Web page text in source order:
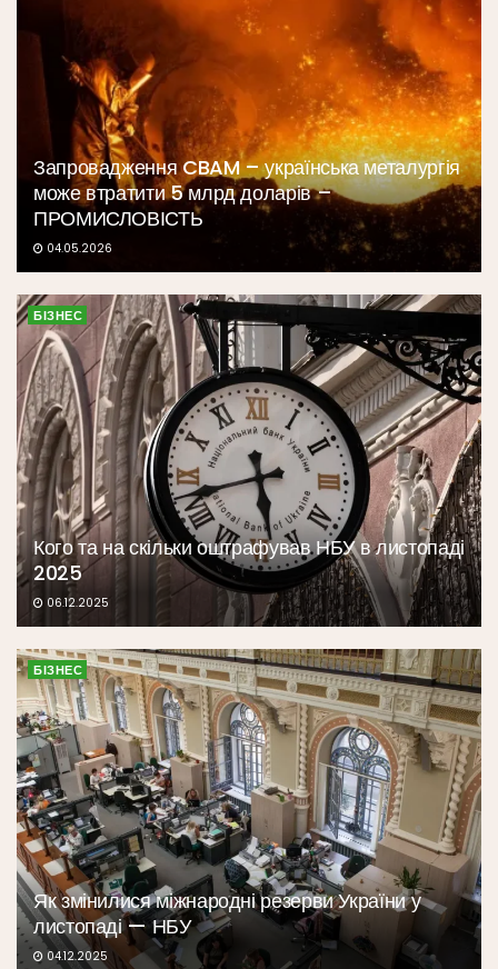
Запровадження CBAM – українська металургія
може втратити 5 млрд доларів –
ПРОМИСЛОВІСТЬ
04.05.2026
БІЗНЕС
Кого та на скільки оштрафував НБУ в листопаді
2025
06.12.2025
БІЗНЕС
Як змінилися міжнародні резерви України у
листопаді — НБУ
04.12.2025